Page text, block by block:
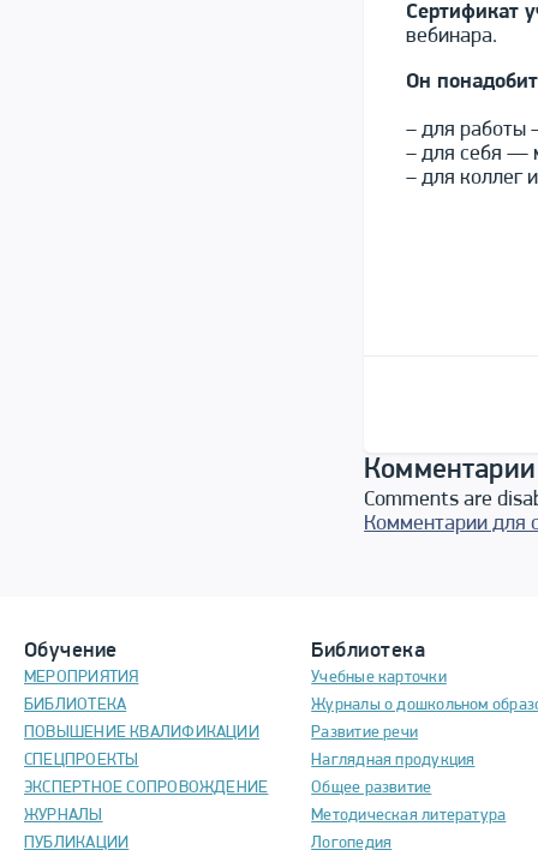
Сертификат
вебинара.
Он
– для работы
– для себя —
– для коллег
Comments are
Комментарии для
Обучение
МЕРОПРИЯТИЯ
БИБЛИОТЕКА
ПОВЫШЕНИЕ КВАЛИФИКАЦИИ
СПЕЦПРОЕКТЫ
ЭКСПЕРТНОЕ СОПРОВОЖДЕНИЕ
ЖУРНАЛЫ
ПУБЛИКАЦИИ
Библиотека
Учебные карточки
Журналы о дошкольном
Развитие речи
Наглядная продукция
Общее развитие
Методическая литература
Логопедия